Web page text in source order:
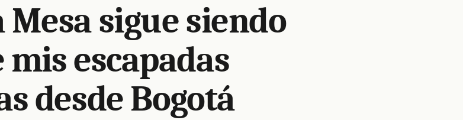
Mesa sigue siendo
mis escapadas
desde Bogotá